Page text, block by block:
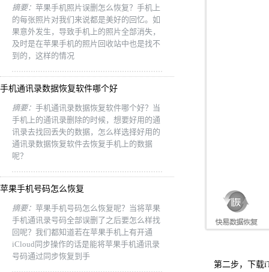
摘要： 苹果手机照片误删怎么恢复？手机上
的每张照片对我们来说都是美好的回忆。如
果意外发生，导致手机上的照片全部消失，
及时是在苹果手机的照片回收站中也是找不
到的，这样的情况
手机通讯录数据恢复软件哪个好
摘要： 手机通讯录数据恢复软件哪个好？当
手机上的通讯录删除的时候，想要好用的通
讯录去找回丢失的数据，怎么样选择好用的
通讯录数据恢复软件去恢复手机上的数据
呢？
苹果手机号码怎么恢复
摘要： 苹果手机号码怎么恢复呢？当将苹果
手机通讯录号码全部误删了之后要怎么样找
回呢？我们都知道若在苹果手机上有开通
iCloud同步操作的话是能将苹果手机通讯录
号码通过同步恢复到手
第二步，下载